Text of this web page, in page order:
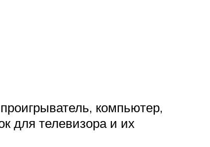
компьютер,
для телевизора и их